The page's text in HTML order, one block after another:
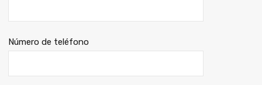
Número de teléfono